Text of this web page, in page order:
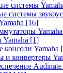
системы
системы
[16]
Yamaha
Yamaha [1]
Yamaha
и конвертеры